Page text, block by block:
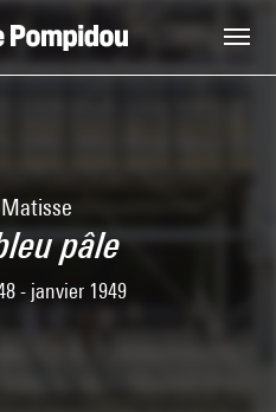
pâle
- janvier 1949